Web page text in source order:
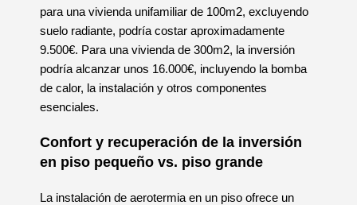
para una vivienda unifamiliar de 100m2, excluyendo
suelo radiante, podría costar aproximadamente
9.500€. Para una vivienda de 300m2, la inversión
podría alcanzar unos 16.000€, incluyendo la bomba
de calor, la instalación y otros componentes
esenciales.
Confort y recuperación de la inversión
en piso pequeño vs. piso grande
La instalación de aerotermia en un piso ofrece un